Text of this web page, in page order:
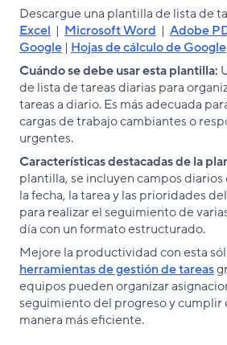
Descargue una plantilla de lista de
Excel | Microsoft Word | Adobe
Google | Hojas de cálculo de Google
Cuándo se debe usar esta plantilla:
de lista de tareas diarias para
tareas a diario. Es más adecuada
cargas de trabajo cambiantes o
urgentes.
Características destacadas de la
plantilla, se incluyen campos diarios
la fecha, la tarea y las prioridades
para realizar el seguimiento de
día con un formato estructurado.
Mejore la productividad con esta
herramientas de gestión de tareas
equipos pueden organizar
seguimiento del progreso y cumplir
manera más eficiente.